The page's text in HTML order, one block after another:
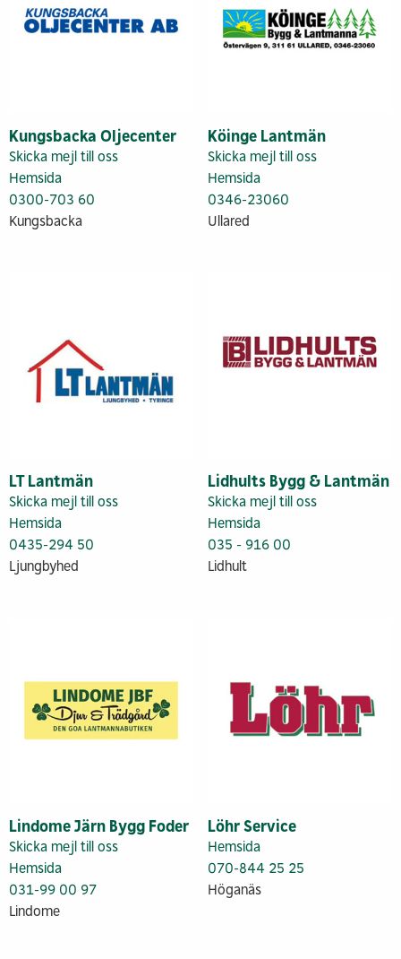
Kungsbacka Oljecenter
Skicka mejl till oss
Hemsida
0300-703 60
Kungsbacka
Köinge Lantmän
Skicka mejl till oss
Hemsida
0346-23060
Ullared
LT Lantmän
Skicka mejl till oss
Hemsida
0435-294 50
Ljungbyhed
Lidhults Bygg & Lantmän
Skicka mejl till oss
Hemsida
035 - 916 00
Lidhult
Lindome Järn Bygg Foder
Skicka mejl till oss
Hemsida
031-99 00 97
Lindome
Löhr Service
Hemsida
070-844 25 25
Höganäs